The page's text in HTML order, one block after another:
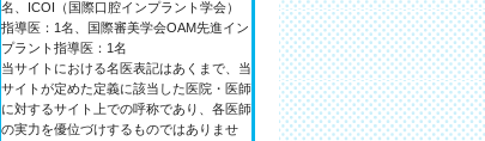
名、ICOI（国際口腔インプラント学会）
指導医：1名、国際審美学会OAM先進イン
プラント指導医：1名
当サイトにおける名医表記はあくまで、当
サイトが定めた定義に該当した医院・医師
に対するサイト上での呼称であり、各医師
の実力を優位づけするものではありませ